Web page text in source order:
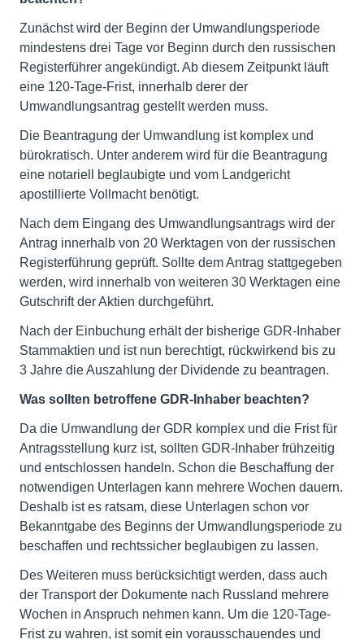
Zunächst wird der Beginn der Umwandlungsperiode
mindestens drei Tage vor Beginn durch den russischen
Registerführer angekündigt. Ab diesem Zeitpunkt läuft
eine 120-Tage-Frist, innerhalb derer der
Umwandlungsantrag gestellt werden muss.
Die Beantragung der Umwandlung ist komplex und
bürokratisch. Unter anderem wird für die Beantragung
eine notariell beglaubigte und vom Landgericht
apostillierte Vollmacht benötigt.
Nach dem Eingang des Umwandlungsantrags wird der
Antrag innerhalb von 20 Werktagen von der russischen
Registerführung geprüft. Sollte dem Antrag stattgegeben
werden, wird innerhalb von weiteren 30 Werktagen eine
Gutschrift der Aktien durchgeführt.
Nach der Einbuchung erhält der bisherige GDR-Inhaber
Stammaktien und ist nun berechtigt, rückwirkend bis zu
3 Jahre die Auszahlung der Dividende zu beantragen.
Was sollten betroffene GDR-Inhaber beachten?
Da die Umwandlung der GDR komplex und die Frist für
Antragsstellung kurz ist, sollten GDR-Inhaber frühzeitig
und entschlossen handeln. Schon die Beschaffung der
notwendigen Unterlagen kann mehrere Wochen dauern.
Deshalb ist es ratsam, diese Unterlagen schon vor
Bekanntgabe des Beginns der Umwandlungsperiode zu
beschaffen und rechtssicher beglaubigen zu lassen.
Des Weiteren muss berücksichtigt werden, dass auch
der Transport der Dokumente nach Russland mehrere
Wochen in Anspruch nehmen kann. Um die 120-Tage-
Frist zu wahren, ist somit ein vorausschauendes und